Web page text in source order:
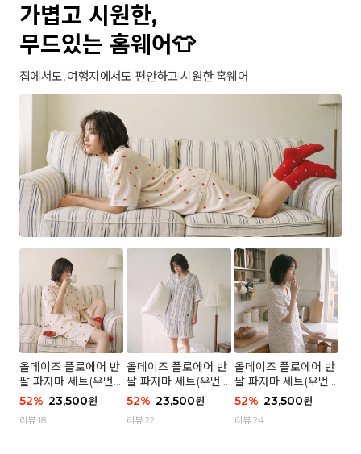
가볍고 시원한,
무드있는 홈웨어👕
집에서도, 여행지에서도 편안하고 시원한 홈웨어
올데이즈 플로에어 반
팔 파자마 세트(우먼)
- 04 하트 컨페티
52% 23,500원
리뷰 18
올데이즈 플로에어 반
팔 파자마 세트(우먼)
- 03 브리즈 스트라이
52% 23,500원
리뷰 22
올데이즈 플로에어 반
팔 파자마 세트(우먼)
- 01 포슬 가든
52% 23,500원
리뷰 24